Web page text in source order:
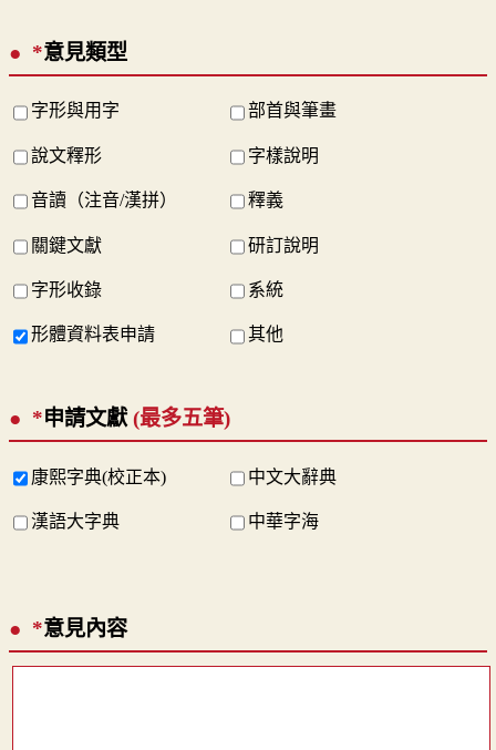
*意見類型
字形與用字 部首與筆畫
說文釋形 字樣說明
音讀（注音/漢拼） 釋義
關鍵文獻 研訂說明
字形收錄 系統
形體資料表申請 其他
*申請文獻 (最多五筆)
康熙字典(校正本) 中文大辭典
漢語大字典 中華字海
*意見內容